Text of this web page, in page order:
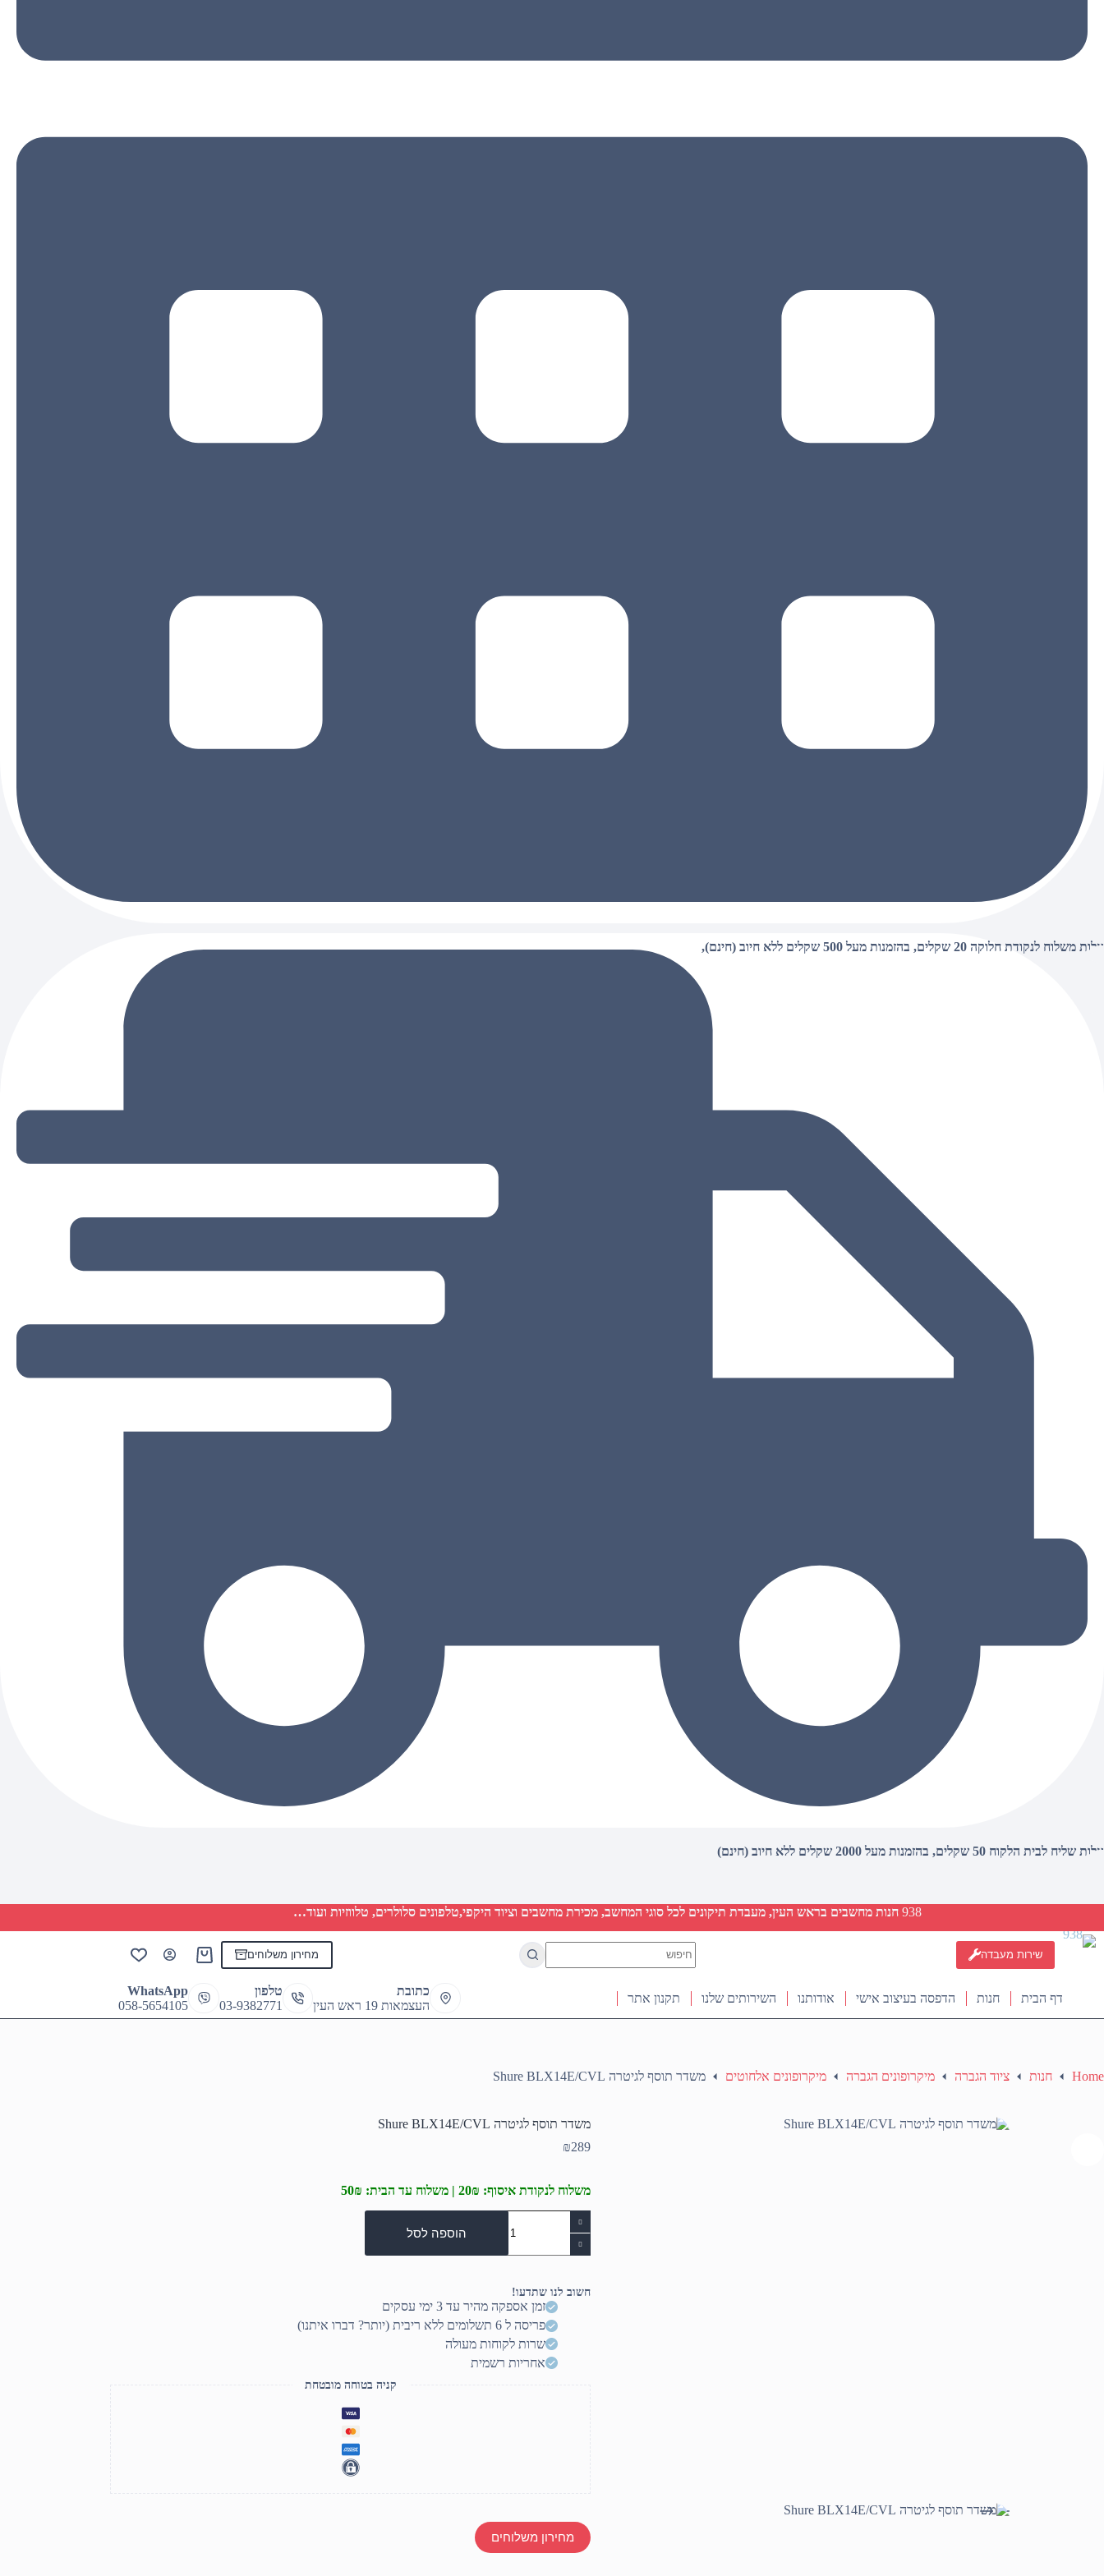
עלות משלוח לנקודת חלוקה 20 שקלים, בהזמנות מעל 500 שקלים ללא חיוב (חינם),
עלות שליח לבית הלקוח 50 שקלים, בהזמנות מעל 2000 שקלים ללא חיוב (חינם)
938 חנות מחשבים בראש העין, מעבדת תיקונים לכל סוגי המחשב, מכירת מחשבים וציוד היקפי,טלפונים סלולרים, טלווזיות ועוד…
שירות מעבדה
results
מחירון משלוחים
Shopping
דף הבית
חנות הדפסה בעיצוב אישי אודותנו השירותים שלנו תקנון אתר
כתובת
העצמאות 19 ראש העין
טלפון
03-9382771
WhatsApp
058-5654105
Home חנות ציוד הגברה מיקרופונים הגברה מיקרופונים אלחוטים משדר תוסף לגיטרה Shure BLX14E/CVL
משדר תוסף לגיטרה Shure BLX14E/CVL
₪289
משלוח לנקודת איסוף: 20₪ | משלוח עד הבית: 50₪
כמות
של
משדר
תוסף
Shure
BLX14E/CVL
הוספה לסל
חשוב לנו שתדעו!
זמן אספקה מהיר עד 3 ימי עסקים
פריסה ל 6 תשלומים ללא ריבית (יותר? דברו איתנו)
שרות לקוחות מעולה
אחריות רשמית
קניה בטוחה מובטחת
מחירון משלוחים